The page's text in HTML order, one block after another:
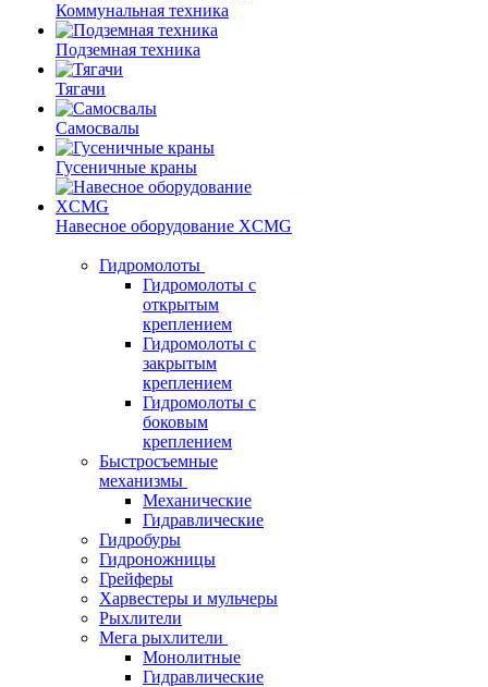
Коммунальная техника
Подземная техника
Тягачи
Самосвалы
Гусеничные краны
Навесное оборудование XCMG
Гидромолоты
Гидромолоты с
открытым
креплением
Гидромолоты с
закрытым
креплением
Гидромолоты с
боковым
креплением
Быстросъемные
механизмы
Механические
Гидравлические
Гидробуры
Гидроножницы
Грейферы
Харвестеры и мульчеры
Рыхлители
Мега рыхлители
Монолитные
Гидравлические